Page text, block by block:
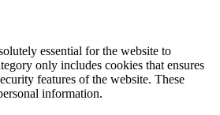
essential for the website to
only includes cookies that ensures
features of the website. These
information.